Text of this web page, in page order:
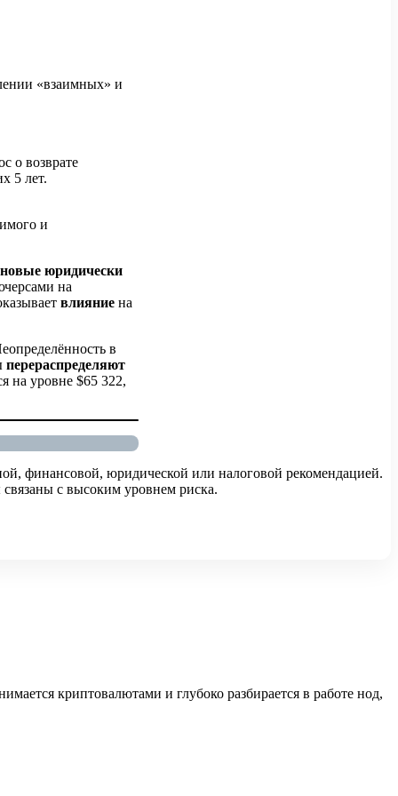
«взаимных» и
о возврате
5 лет.
и
новые юридически
на
влияние на
в
перераспределяют
на уровне $65 322,
финансовой, юридической или налоговой рекомендацией.
с высоким уровнем риска.
криптовалютами и глубоко разбирается в работе нод,